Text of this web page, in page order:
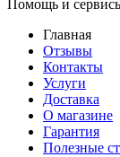
Помощь и
Главная
Отзывы
Контакты
Услуги
Доставка
О магазине
Гарантия
Полезные